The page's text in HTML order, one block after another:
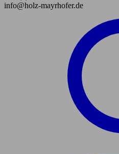
info@holz-mayrhofer.de